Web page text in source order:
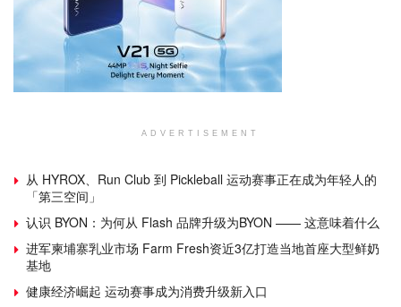
ADVERTISEMENT
从 HYROX、Run Club 到 Pickleball 运动赛事正在成为年轻人的
「第三空间」
认识 BYON：为何从 Flash 品牌升级为BYON —— 这意味着什么
进军柬埔寨乳业市场 Farm Fresh资近3亿打造当地首座大型鲜奶
基地
健康经济崛起 运动赛事成为消费升级新入口